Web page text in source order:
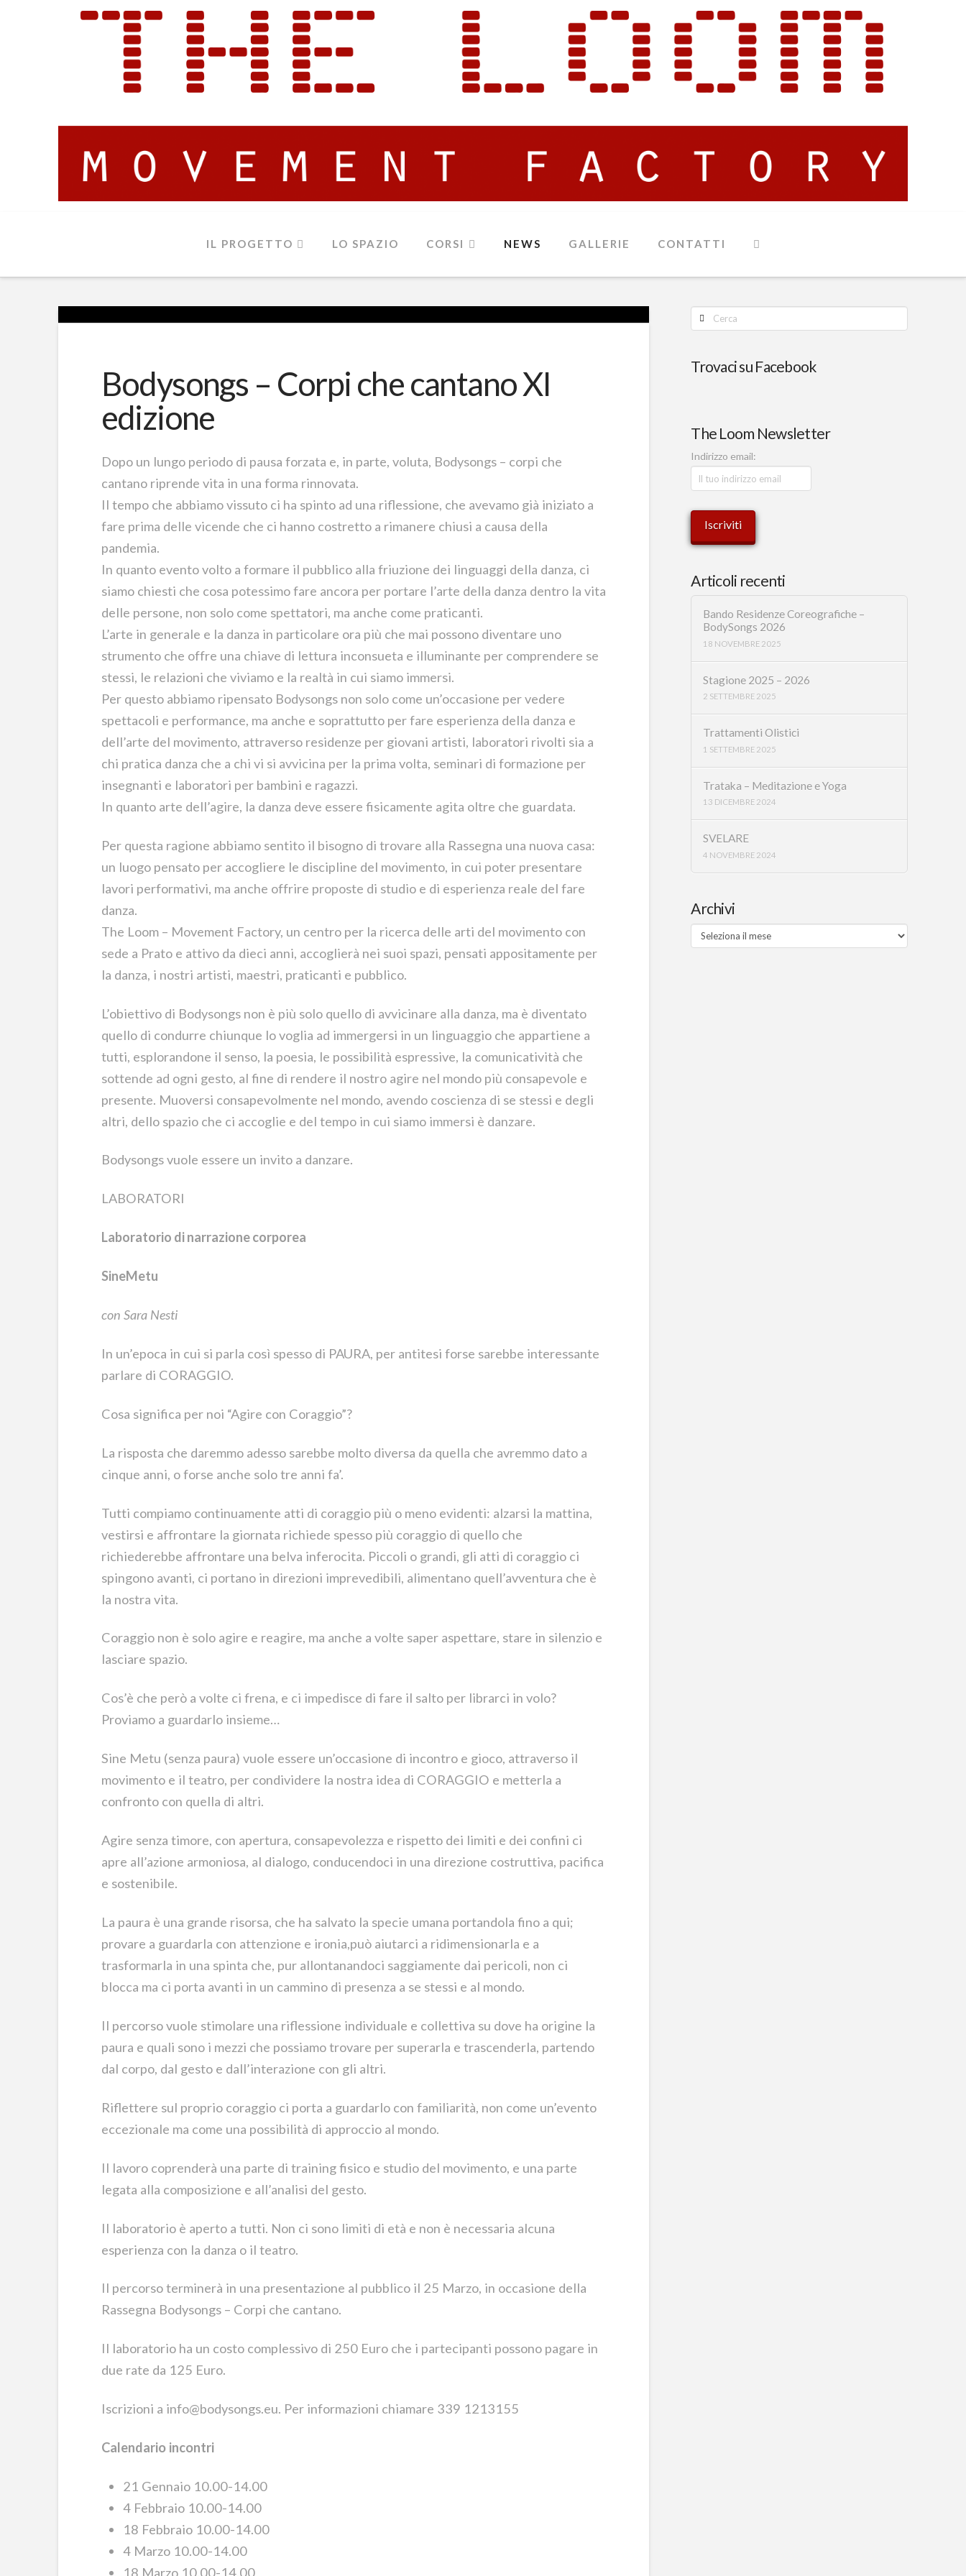
IL PROGETTO LO SPAZIO CORSI NEWS GALLERIE CONTATTI
Bodysongs – Corpi che cantano XI
edizione
Dopo un lungo periodo di pausa forzata e, in parte, voluta, Bodysongs – corpi che
cantano riprende vita in una forma rinnovata.
Il tempo che abbiamo vissuto ci ha spinto ad una riflessione, che avevamo già iniziato a
fare prima delle vicende che ci hanno costretto a rimanere chiusi a causa della
pandemia.
In quanto evento volto a formare il pubblico alla friuzione dei linguaggi della danza, ci
siamo chiesti che cosa potessimo fare ancora per portare l’arte della danza dentro la vita
delle persone, non solo come spettatori, ma anche come praticanti.
L’arte in generale e la danza in particolare ora più che mai possono diventare uno
strumento che offre una chiave di lettura inconsueta e illuminante per comprendere se
stessi, le relazioni che viviamo e la realtà in cui siamo immersi.
Per questo abbiamo ripensato Bodysongs non solo come un’occasione per vedere
spettacoli e performance, ma anche e soprattutto per fare esperienza della danza e
dell’arte del movimento, attraverso residenze per giovani artisti, laboratori rivolti sia a
chi pratica danza che a chi vi si avvicina per la prima volta, seminari di formazione per
insegnanti e laboratori per bambini e ragazzi.
In quanto arte dell’agire, la danza deve essere fisicamente agita oltre che guardata.
Per questa ragione abbiamo sentito il bisogno di trovare alla Rassegna una nuova casa:
un luogo pensato per accogliere le discipline del movimento, in cui poter presentare
lavori performativi, ma anche offrire proposte di studio e di esperienza reale del fare
danza.
The Loom – Movement Factory, un centro per la ricerca delle arti del movimento con
sede a Prato e attivo da dieci anni, accoglierà nei suoi spazi, pensati appositamente per
la danza, i nostri artisti, maestri, praticanti e pubblico.
L’obiettivo di Bodysongs non è più solo quello di avvicinare alla danza, ma è diventato
quello di condurre chiunque lo voglia ad immergersi in un linguaggio che appartiene a
tutti, esplorandone il senso, la poesia, le possibilità espressive, la comunicatività che
sottende ad ogni gesto, al fine di rendere il nostro agire nel mondo più consapevole e
presente. Muoversi consapevolmente nel mondo, avendo coscienza di se stessi e degli
altri, dello spazio che ci accoglie e del tempo in cui siamo immersi è danzare.
Bodysongs vuole essere un invito a danzare.
LABORATORI
Laboratorio di narrazione corporea
SineMetu
con Sara Nesti
In un’epoca in cui si parla così spesso di PAURA, per antitesi forse sarebbe interessante
parlare di CORAGGIO.
Cosa significa per noi “Agire con Coraggio”?
La risposta che daremmo adesso sarebbe molto diversa da quella che avremmo dato a
cinque anni, o forse anche solo tre anni fa’.
Tutti compiamo continuamente atti di coraggio più o meno evidenti: alzarsi la mattina,
vestirsi e affrontare la giornata richiede spesso più coraggio di quello che
richiederebbe affrontare una belva inferocita. Piccoli o grandi, gli atti di coraggio ci
spingono avanti, ci portano in direzioni imprevedibili, alimentano quell’avventura che è
la nostra vita.
Coraggio non è solo agire e reagire, ma anche a volte saper aspettare, stare in silenzio e
lasciare spazio.
Cos’è che però a volte ci frena, e ci impedisce di fare il salto per librarci in volo?
Proviamo a guardarlo insieme…
Sine Metu (senza paura) vuole essere un’occasione di incontro e gioco, attraverso il
movimento e il teatro, per condividere la nostra idea di CORAGGIO e metterla a
confronto con quella di altri.
Agire senza timore, con apertura, consapevolezza e rispetto dei limiti e dei confini ci
apre all’azione armoniosa, al dialogo, conducendoci in una direzione costruttiva, pacifica
e sostenibile.
La paura è una grande risorsa, che ha salvato la specie umana portandola fino a qui;
provare a guardarla con attenzione e ironia,può aiutarci a ridimensionarla e a
trasformarla in una spinta che, pur allontanandoci saggiamente dai pericoli, non ci
blocca ma ci porta avanti in un cammino di presenza a se stessi e al mondo.
Il percorso vuole stimolare una riflessione individuale e collettiva su dove ha origine la
paura e quali sono i mezzi che possiamo trovare per superarla e trascenderla, partendo
dal corpo, dal gesto e dall’interazione con gli altri.
Riflettere sul proprio coraggio ci porta a guardarlo con familiarità, non come un’evento
eccezionale ma come una possibilità di approccio al mondo.
Il lavoro coprenderà una parte di training fisico e studio del movimento, e una parte
legata alla composizione e all’analisi del gesto.
Il laboratorio è aperto a tutti. Non ci sono limiti di età e non è necessaria alcuna
esperienza con la danza o il teatro.
Il percorso terminerà in una presentazione al pubblico il 25 Marzo, in occasione della
Rassegna Bodysongs – Corpi che cantano.
Il laboratorio ha un costo complessivo di 250 Euro che i partecipanti possono pagare in
due rate da 125 Euro.
Iscrizioni a info@bodysongs.eu. Per informazioni chiamare 339 1213155
Calendario incontri
21 Gennaio 10.00-14.00
4 Febbraio 10.00-14.00
18 Febbraio 10.00-14.00
4 Marzo 10.00-14.00
18 Marzo 10.00-14.00
Cerca
Trovaci su Facebook
The Loom Newsletter
Indirizzo email:
Articoli recenti
Bando Residenze Coreografiche –
BodySongs 2026
18 NOVEMBRE 2025
Stagione 2025 – 2026
2 SETTEMBRE 2025
Trattamenti Olistici
1 SETTEMBRE 2025
Trataka – Meditazione e Yoga
13 DICEMBRE 2024
SVELARE
4 NOVEMBRE 2024
Archivi
Archivi